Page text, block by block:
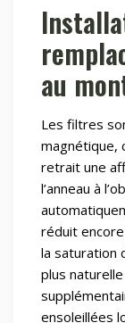
au
Les filtres
magnétique,
retrait une
l’anneau à
réduit
la saturation
plus
ensoleillées